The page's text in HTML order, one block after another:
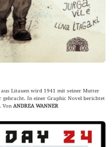
aus Litauen wird 1941 mit seiner Mutter
gebracht. In einer Graphic Novel berichtet
Von ANDREA WANNER